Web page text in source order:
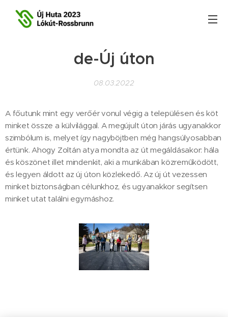
de-Új úton
08.03.2022
A főutunk mint egy verőér vonul végig a településen és köt
minket össze a külvilággal. A megújult úton járás ugyanakkor
szimbólum is, melyet így nagyböjtben még hangsúlyosabban
értünk. Ahogy Zoltán atya mondta az út megáldásakor: hála
és köszönet illet mindenkit, aki a munkában közreműködött,
és legyen áldott az új úton közlekedő. Az új út vezessen
minket biztonságban célunkhoz, és ugyanakkor segítsen
minket utat találni egymáshoz.